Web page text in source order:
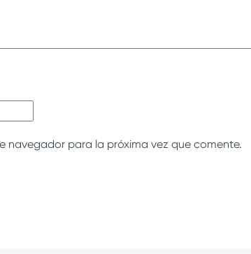
navegador para la próxima vez que comente.